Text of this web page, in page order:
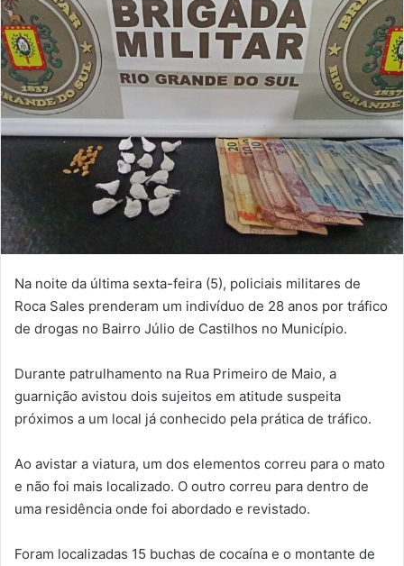
Na noite da última sexta-feira (5), policiais militares de
Roca Sales prenderam um indivíduo de 28 anos por tráfico
de drogas no Bairro Júlio de Castilhos no Município.
Durante patrulhamento na Rua Primeiro de Maio, a
guarnição avistou dois sujeitos em atitude suspeita
próximos a um local já conhecido pela prática de tráfico.
Ao avistar a viatura, um dos elementos correu para o mato
e não foi mais localizado. O outro correu para dentro de
uma residência onde foi abordado e revistado.
Foram localizadas 15 buchas de cocaína e o montante de